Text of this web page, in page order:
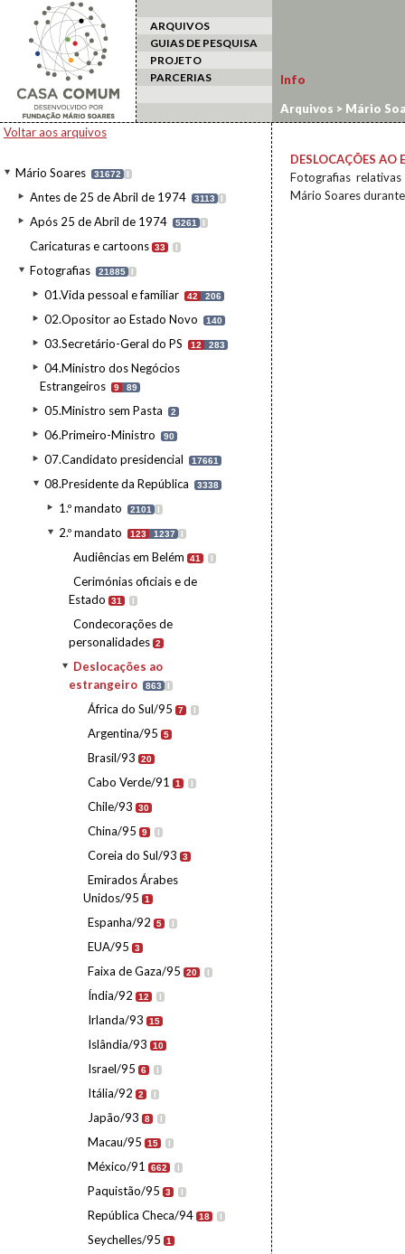
ARQUIVOS
GUIAS DE PESQUISA
PROJETO
PARCERIAS
Voltar aos arquivos
Mário Soares 31672 I
Antes de 25 de Abril de 1974 3113 I
Após 25 de Abril de 1974 5261 I
Caricaturas e cartoons 33 I
Fotografias 21885 I
01.Vida pessoal e familiar 42 206
02.Opositor ao Estado Novo 140
03.Secretário-Geral do PS 12 283
04.Ministro dos Negócios
Estrangeiros
9 89
05.Ministro sem Pasta 2
06.Primeiro-Ministro 90
07.Candidato presidencial 17661
08.Presidente da República 3338
1.º mandato 2101 I
2.º mandato 123 1237 I
Audiências em Belém 41 I
Cerimónias oficiais e de
Estado
31 I
Condecorações de
personalidades 2
Deslocações ao
estrangeiro
863 I
África do Sul/95 7 I
Argentina/95 5
Brasil/93 20
Cabo Verde/91 1 I
Chile/93 30
China/95 9 I
Coreia do Sul/93 3
Emirados Árabes
Unidos/95
1
Espanha/92 5 I
EUA/95 3
Faixa de Gaza/95 20 I
Índia/92 12 I
Irlanda/93 15
Islândia/93 10
Israel/95 6 I
Itália/92 2 I
Japão/93 8 I
Macau/95 15 I
México/91 662 I
Paquistão/95 3 I
República Checa/94 18 I
Seychelles/95 1
Info
Arquivos > Mário
estrangeiro
DESLOCAÇÕES AO
Fotografias
Mário Soares